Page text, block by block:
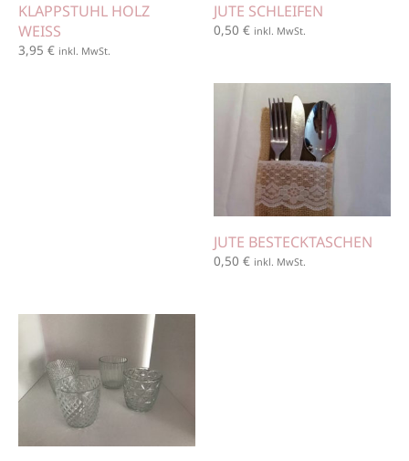
KLAPPSTUHL HOLZ
WEISS
3,95 € inkl. MwSt.
JUTE SCHLEIFEN
0,50 € inkl. MwSt.
JUTE BESTECKTASCHEN
0,50 € inkl. MwSt.